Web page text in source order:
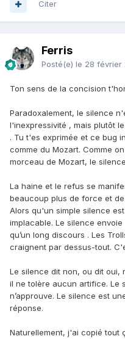
Citer
Ferris
Posté(e) le 28 février
Ton sens de la concision
Paradoxalement, le silence
l'inexpressivité , mais plutôt
. Tu t'es exprimée et ce bug
comme du Mozart. Comme
morceau de Mozart, le
La haine et le refus se
beaucoup plus de force et
Alors qu'un simple silence
implacable. Le silence
qu’un long discours . Les
craignent par dessus-tout.
Le silence dit non, ou dit
il ne tolère aucun artifice. Le
n’approuve. Le silence est
réponse.
Naturellement, j'ai copié tout